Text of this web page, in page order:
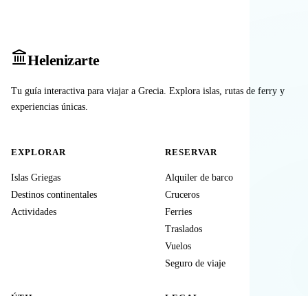
Helenizarte
Tu guía interactiva para viajar a Grecia. Explora islas, rutas de ferry y
experiencias únicas.
EXPLORAR
Islas Griegas
Destinos continentales
Actividades
RESERVAR
Alquiler de barco
Cruceros
Ferries
Traslados
Vuelos
Seguro de viaje